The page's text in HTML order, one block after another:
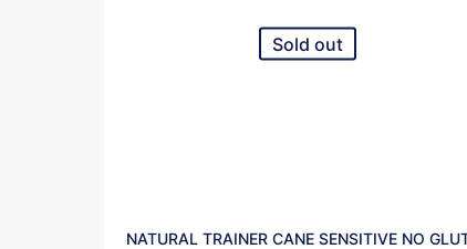
Sold out
NATURAL TRAINER CANE SENSITIVE NO